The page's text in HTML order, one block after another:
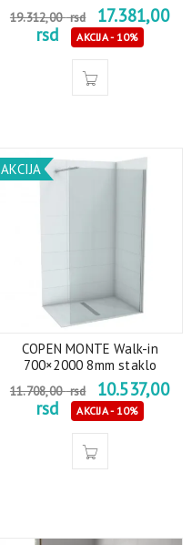
19.312,00rsd
17.381,00
rsd
AKCIJA - 10%
AKCIJA
COPEN MONTE Walk-in
700×2000 8mm staklo
11.708,00rsd
10.537,00
rsd
AKCIJA - 10%